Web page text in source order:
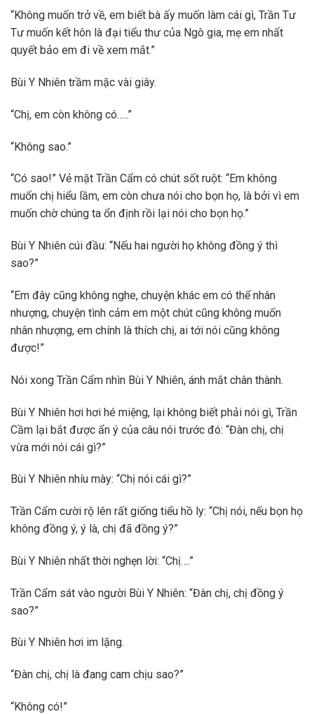
“Không muốn trở về, em biết bà ấy muốn làm cái gì, Trần Tư
Tư muốn kết hôn là đại tiểu thư của Ngô gia, mẹ em nhất
quyết bảo em đi về xem mắt.”
Bùi Y Nhiên trầm mặc vài giây.
“Chị, em còn không có…..”
“Không sao.”
“Có sao!” Vẻ mặt Trần Cẩm có chút sốt ruột: “Em không
muốn chị hiểu lầm, em còn chưa nói cho bọn họ, là bởi vì em
muốn chờ chúng ta ổn định rồi lại nói cho bọn họ.”
Bùi Y Nhiên cúi đầu: “Nếu hai người họ không đồng ý thì
sao?”
“Em đây cũng không nghe, chuyện khác em có thể nhân
nhượng, chuyện tình cảm em một chút cũng không muốn
nhân nhượng, em chính là thích chị, ai tới nói cũng không
được!”
Nói xong Trần Cẩm nhìn Bùi Y Nhiên, ánh mắt chân thành.
Bùi Y Nhiên hơi hơi hé miệng, lại không biết phải nói gì, Trần
Cầm lại bắt được ẩn ý của câu nói trước đó: “Đàn chị, chị
vừa mới nói cái gì?”
Bùi Y Nhiên nhíu mày: “Chị nói cái gì?”
Trần Cẩm cười rộ lên rất giống tiểu hồ ly: “Chị nói, nếu bọn họ
không đồng ý, ý là, chị đã đồng ý?”
Bùi Y Nhiên nhất thời nghẹn lời: “Chị….”
Trần Cẩm sát vào người Bùi Y Nhiên: “Đàn chị, chị đồng ý
sao?”
Bùi Y Nhiên hơi im lặng.
“Đàn chị, chị là đang cam chịu sao?”
“Không có!”